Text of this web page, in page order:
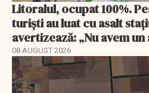
Litoralul, ocupat 100%.
turiști au luat cu asalt
avertizează: „Nu avem
08 AUGUST 2026